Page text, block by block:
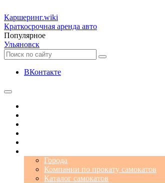
Каршеринг.wiki
Краткосрочная аренда авто
Популярное
Ульяновск
ВКонтакте
Города
Компании по прокату самокатов
Каталог самокатов